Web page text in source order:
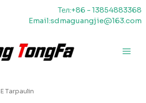
Тел:+86 - 13854883368
Email:sdmaguangjie@163.com
Tarpaulin